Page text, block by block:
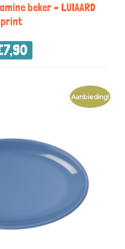
beker – LUIAARD
print
7,90
Aanbieding!